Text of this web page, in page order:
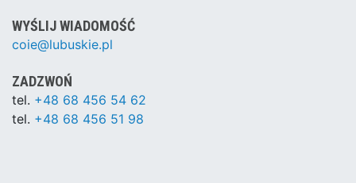
WYŚLIJ WIADOMOŚĆ
coie@lubuskie.pl
ZADZWOŃ
tel. +48 68 456 54 62
tel. +48 68 456 51 98